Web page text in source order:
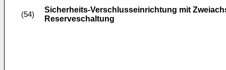
(54)
Sicherheits-Verschlusseinrichtung mit
Reserveschaltung